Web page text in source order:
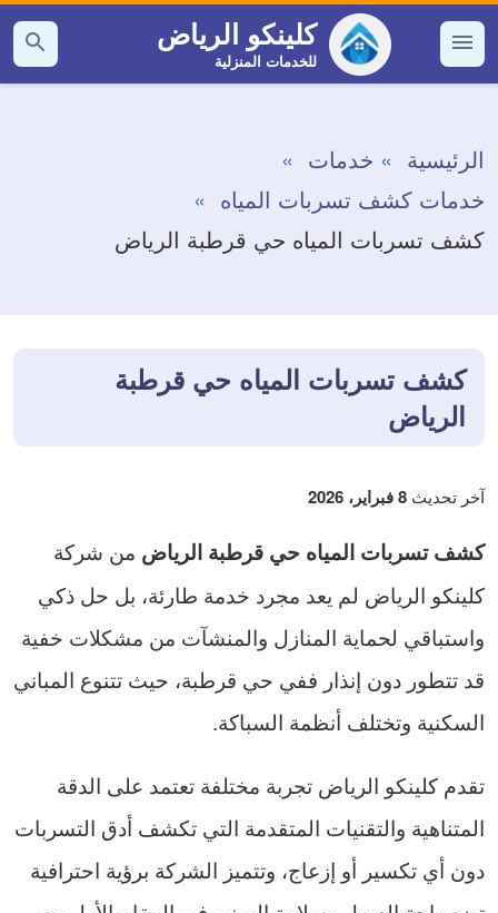
التجاوز
إلى القائمة
كلينكو الرياض
للخدمات المنزلية
بحث
عن
الرئيسية
خدمات
خدمات كشف تسربات المياه
كشف تسربات المياه حي قرطبة الرياض
كشف تسربات المياه حي قرطبة
الرياض
آخر تحديث 8 فبراير، 2026
كشف تسربات المياه حي قرطبة الرياض من شركة
كلينكو الرياض لم يعد مجرد خدمة طارئة، بل حل ذكي
واستباقي لحماية المنازل والمنشآت من مشكلات خفية
قد تتطور دون إنذار ففي حي قرطبة، حيث تتنوع المباني
السكنية وتختلف أنظمة السباكة.
تقدم كلينكو الرياض تجربة مختلفة تعتمد على الدقة
المتناهية والتقنيات المتقدمة التي تكشف أدق التسربات
دون أي تكسير أو إزعاج، وتتميز الشركة برؤية احترافية